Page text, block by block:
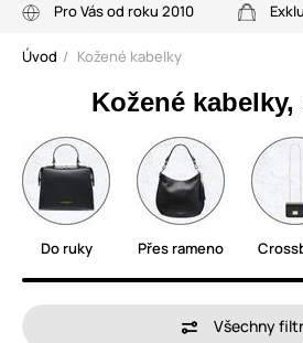
Pro Vás od roku 2010
Úvod Kožené kabelky
Kožené kabelky,
Do ruky Přes rameno
Všechny